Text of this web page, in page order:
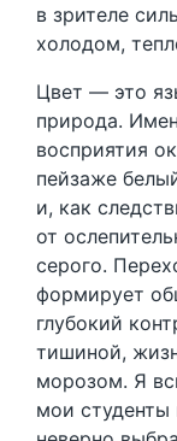
в зрителе
холодом,
Цвет — это
природа.
восприятия
пейзаже
и, как
от
серого.
формирует
глубокий
тишиной,
морозом. Я
мои студенты